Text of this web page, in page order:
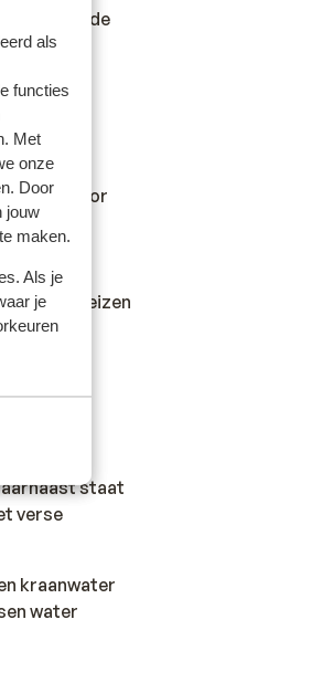
als
functies
Met
onze
Door
jouw
maken.
Als je
je
wilt en de
hiervoor
en reizen
staat
verse
kraanwater
water